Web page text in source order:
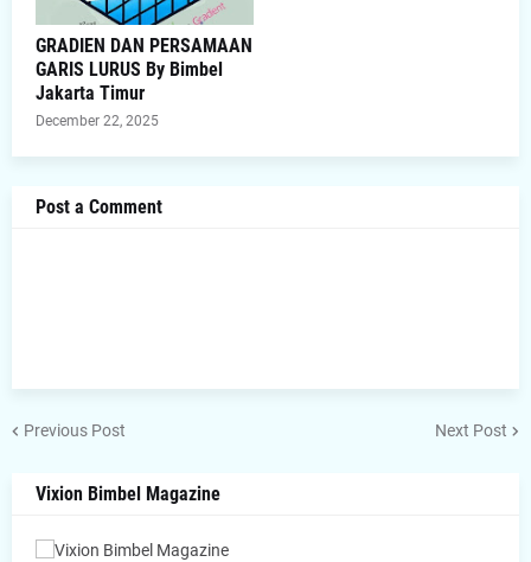
GRADIEN DAN PERSAMAAN
GARIS LURUS By Bimbel
Jakarta Timur
December 22, 2025
Post a Comment
Previous Post Next Post
Vixion Bimbel Magazine